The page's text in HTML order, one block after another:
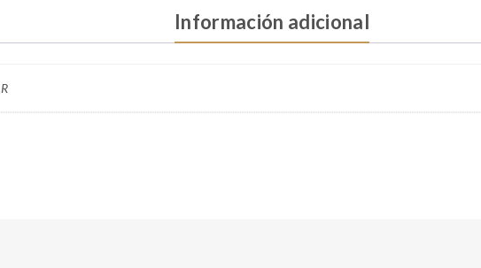
Información adicional